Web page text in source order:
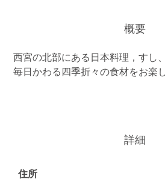
概要
西宮の北部にある日本料理，すし
毎日かわる四季折々の食材をお楽
詳細
住所